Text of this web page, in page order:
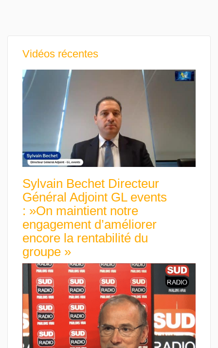
Vidéos récentes
Sylvain Bechet Directeur
Général Adjoint GL events
: »On maintient notre
engagement d’améliorer
encore la rentabilité du
groupe »